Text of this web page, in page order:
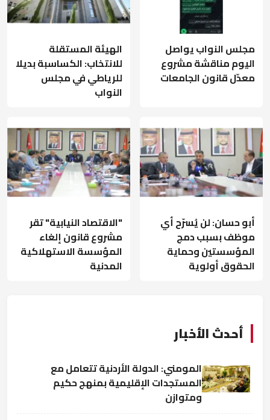
مجلس النواب يواصل
اليوم مناقشة مشروع
معدّل قانون الجامعات
الهيئة المستقلة
للانتخاب: الكساسبة بديلا
للرياطي في مجلس
النواب
أبو حسان: لن يُسرّح أي
موظف بسبب دمج
المؤسستين وحماية
الحقوق أولوية
"الاقتصاد النيابية" تقر
مشروع قانون إلغاء
المؤسسة الاستهلاكية
المدنية
أحدث الأخبار
المومني: الدولة الأردنية تتعامل مع
المستجدات الإقليمية بمنهج حكيم
ومتوازن